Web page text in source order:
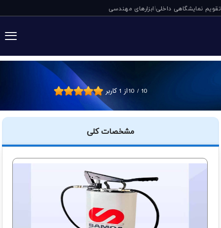
تقویم نمایشگاهی داخلی|ابزارهای مهندسی
گریس پمپ سطلی 10 / 10 از 1کاربر
مشخصات کلی